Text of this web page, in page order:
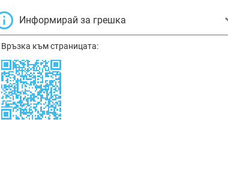
Информирай за грешка
Връзка към страницата: